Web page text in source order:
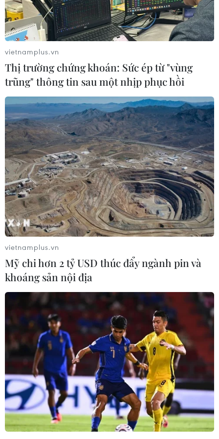
Xem trực tiếp Việt Nam-Campuchia
tại ASEAN Cup 2026 trên kênh nào?
07/08/2026 09:49
Nhận định Singapore vs
Indonesia (20h ngày 7/8): Cuộc quyết
đấu giành tấm vé bán kết duy nhất
07/08/2026 08:41
Cục diện ASEAN Cup: Việt Nam
quyết giành ngôi đầu, Thái Lan vẫn
có thể bị loại
07/08/2026 02:29
Lịch thi đấu ASEAN Cup 2026 ngày
7/8: Việt Nam hướng đến ngôi đầu
07/08/2026 00:07
Công Phượng gặp thử thách lớn
trong ngày tái xuất V-League 2026/27
06/08/2026 11:49
Nhận định Việt Nam vs
Campuchia: Vì sao thầy trò HLV Kim
Sang-sik cần giành ngôi đầu bảng?
06/08/2026 11:05
Nhận định Việt Nam vs Campuchia:
vietnamplus.vn
Thị trường chứng khoán: Sức ép từ "vùng
trũng" thông tin sau một nhịp phục hồi
vietnamplus.vn
Mỹ chi hơn 2 tỷ USD thúc đẩy ngành pin và
khoáng sản nội địa